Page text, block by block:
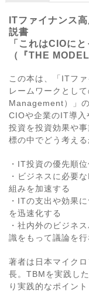
ITファイナンス
説書
「これはCIOに
（『THE
この本は、「ITフ
レームワークとし
Management）」
CIOや企業のIT導入
投資を投資効果や
標の中でどう考える
・IT投資の優先順
・ビジネスに必要
組みを加速する
・ITの支出や効果
を迅速化する
・社内外のビジネ
識をもって議論を行
著者は日本マイク
長。TBMを実践し
り実践的なポイント